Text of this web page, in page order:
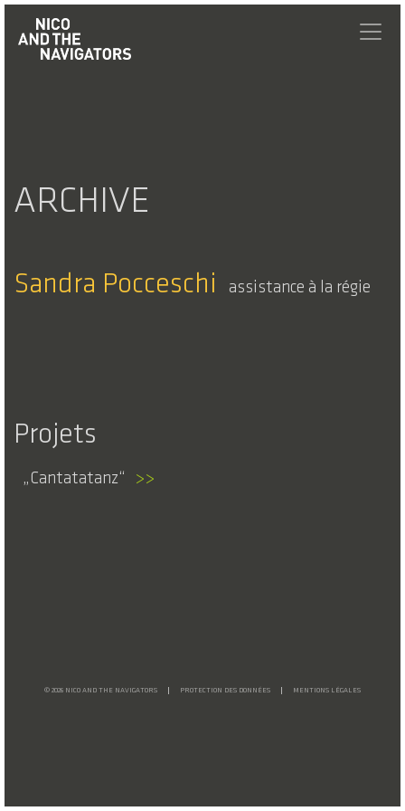
ARCHIVE
Sandra Pocceschi assistance à la régie
Projets
Cantatatanz >>
© 2026 NICO AND THE NAVIGATORS PROTECTION DES DONNÉES MENTIONS LÉGALES